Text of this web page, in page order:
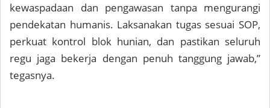
kewaspadaan dan pengawasan tanpa mengurangi
pendekatan humanis. Laksanakan tugas sesuai SOP,
perkuat kontrol blok hunian, dan pastikan seluruh
regu jaga bekerja dengan penuh tanggung jawab,”
tegasnya.